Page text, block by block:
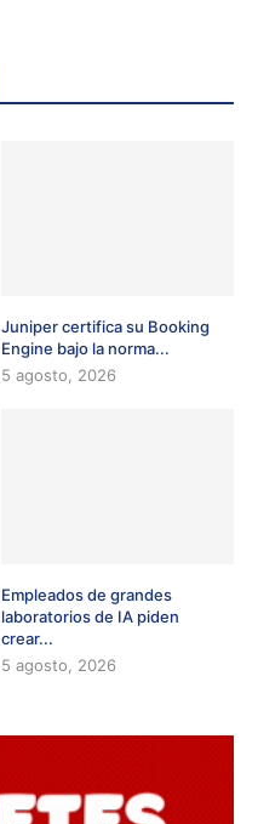
Juniper certifica su Booking
Engine bajo la norma...
5 agosto, 2026
Empleados de grandes
laboratorios de IA piden
crear...
5 agosto, 2026